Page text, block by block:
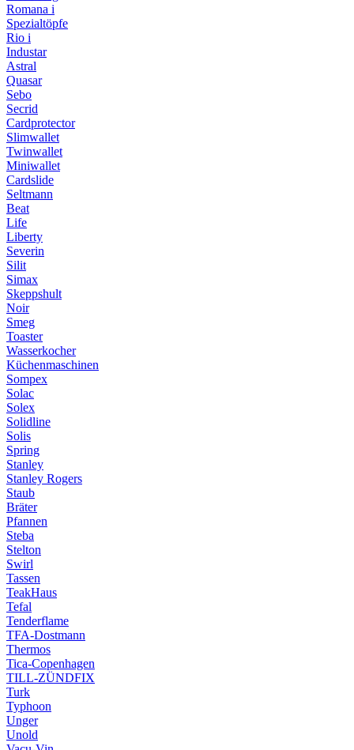
Romana i
Spezialtöpfe
Rio i
Industar
Astral
Quasar
Sebo
Secrid
Cardprotector
Slimwallet
Twinwallet
Miniwallet
Cardslide
Seltmann
Beat
Life
Liberty
Severin
Silit
Simax
Skeppshult
Noir
Smeg
Toaster
Wasserkocher
Küchenmaschinen
Sompex
Solac
Solex
Solidline
Solis
Spring
Stanley
Stanley Rogers
Staub
Bräter
Pfannen
Steba
Stelton
Swirl
Tassen
TeakHaus
Tefal
Tenderflame
TFA-Dostmann
Thermos
Tica-Copenhagen
TILL-ZÜNDFIX
Turk
Typhoon
Unger
Unold